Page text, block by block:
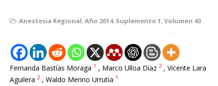
Anestesia Regional,Año 2014, Suplemento 1,Volumen 43
Fernanda Bastías Moraga 1 , Marco Ulloa Díaz 2 , Vicente Lara
Aguilera 2 , Waldo Merino Urrutia 1